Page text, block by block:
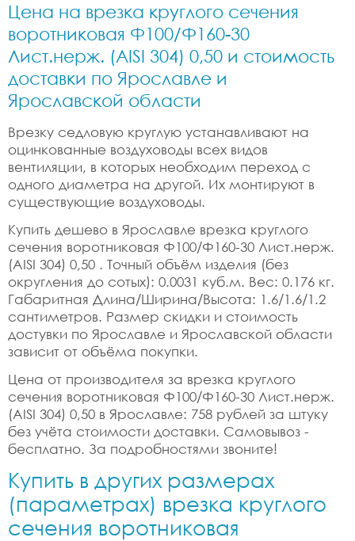
Цена на врезка круглого сечения
воротниковая Ф100/Ф160-30
Лист.нерж. (AISI 304) 0,50 и стоимость
доставки по Ярославле и
Ярославской области
Врезку седловую круглую устанавливают на
оцинкованные воздуховоды всех видов
вентиляции, в которых необходим переход с
одного диаметра на другой. Их монтируют в
существующие воздуховоды.
Купить дешево в Ярославле врезка круглого
сечения воротниковая Ф100/Ф160-30 Лист.нерж.
(AISI 304) 0,50 . Точный объём изделия (без
округления до сотых): 0.0031 куб.м. Вес: 0.176 кг.
Габаритная Длина/Ширина/Высота: 1.6/1.6/1.2
сантиметров. Размер скидки и стоимость
достувки по Ярославле и Ярославской области
зависит от объёма покупки.
Цена от производителя за врезка круглого
сечения воротниковая Ф100/Ф160-30 Лист.нерж.
(AISI 304) 0,50 в Ярославле: 758 рублей за штуку
без учёта стоимости доставки. Самовывоз -
бесплатно. За подробностями звоните!
Купить в других размерах
(параметрах) врезка круглого
сечения воротниковая